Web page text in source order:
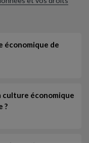
économique de
culture économique
?